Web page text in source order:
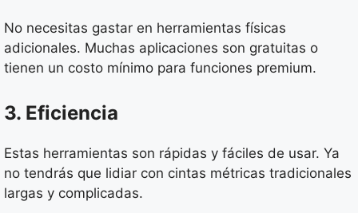
No necesitas gastar en herramientas físicas
adicionales. Muchas aplicaciones son gratuitas o
tienen un costo mínimo para funciones premium.
3. Eficiencia
Estas herramientas son rápidas y fáciles de usar. Ya
no tendrás que lidiar con cintas métricas tradicionales
largas y complicadas.